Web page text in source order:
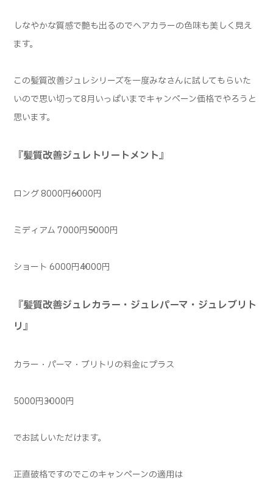
しなやかな質感で艶も出るのでヘアカラーの色味も美しく見え
ます。
この髪質改善ジュレシリーズを一度みなさんに試してもらいた
いので思い切って8月いっぱいまでキャンペーン価格でやろうと
思います。
『髪質改善ジュレトリートメント』
ロング8000円→6000円
ミディアム 7000円→5000円
ショート 6000円→4000円
『髪質改善ジュレカラー・ジュレパーマ・ジュレブリト
リ』
カラー・パーマ・ブリトリの料金にプラス
5000円→3000円
でお試しいただけます。
正直破格ですのでこのキャンペーンの適用は